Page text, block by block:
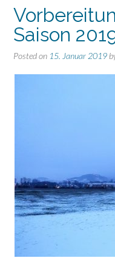
Saison
Posted on 15. Januar 2019